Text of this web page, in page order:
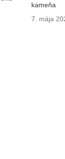
kameňa
7. mája